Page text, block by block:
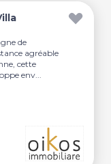
de
agréable
cette
env...